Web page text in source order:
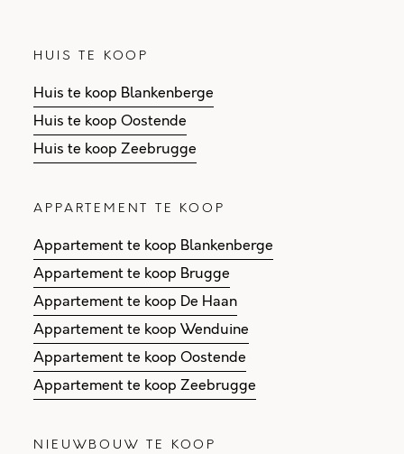
HUIS TE KOOP
Huis te koop Blankenberge
Huis te koop Oostende
Huis te koop Zeebrugge
APPARTEMENT TE KOOP
Appartement te koop Blankenberge
Appartement te koop Brugge
Appartement te koop De Haan
Appartement te koop Wenduine
Appartement te koop Oostende
Appartement te koop Zeebrugge
NIEUWBOUW TE KOOP